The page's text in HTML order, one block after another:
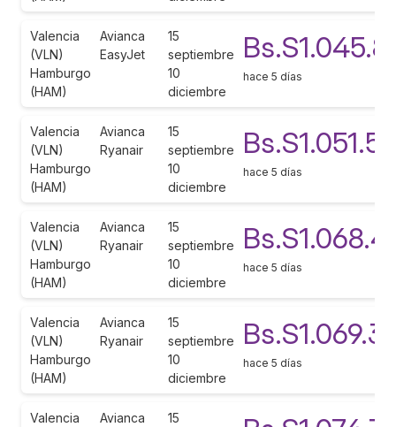
Valencia
(VLN)
Hamburgo
(HAM)
Avianca
EasyJet
15
septiembre
10
diciembre
hace 5 días
Valencia
(VLN)
Hamburgo
(HAM)
Avianca
Ryanair
15
septiembre
10
diciembre
hace 5 días
Valencia
(VLN)
Hamburgo
(HAM)
Avianca
Ryanair
15
septiembre
10
diciembre
hace 5 días
Valencia
(VLN)
Hamburgo
(HAM)
Avianca
Ryanair
15
septiembre
10
diciembre
hace 5 días
Valencia Avianca 15